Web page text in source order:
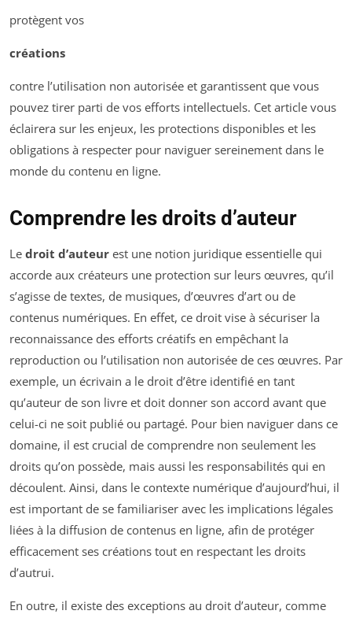
protègent vos
créations
contre l’utilisation non autorisée et garantissent que vous
pouvez tirer parti de vos efforts intellectuels. Cet article vous
éclairera sur les enjeux, les protections disponibles et les
obligations à respecter pour naviguer sereinement dans le
monde du contenu en ligne.
Comprendre les droits d’auteur
Le droit d’auteur est une notion juridique essentielle qui
accorde aux créateurs une protection sur leurs œuvres, qu’il
s’agisse de textes, de musiques, d’œuvres d’art ou de
contenus numériques. En effet, ce droit vise à sécuriser la
reconnaissance des efforts créatifs en empêchant la
reproduction ou l’utilisation non autorisée de ces œuvres. Par
exemple, un écrivain a le droit d’être identifié en tant
qu’auteur de son livre et doit donner son accord avant que
celui-ci ne soit publié ou partagé. Pour bien naviguer dans ce
domaine, il est crucial de comprendre non seulement les
droits qu’on possède, mais aussi les responsabilités qui en
découlent. Ainsi, dans le contexte numérique d’aujourd’hui, il
est important de se familiariser avec les implications légales
liées à la diffusion de contenus en ligne, afin de protéger
efficacement ses créations tout en respectant les droits
d’autrui.
En outre, il existe des exceptions au droit d’auteur, comme